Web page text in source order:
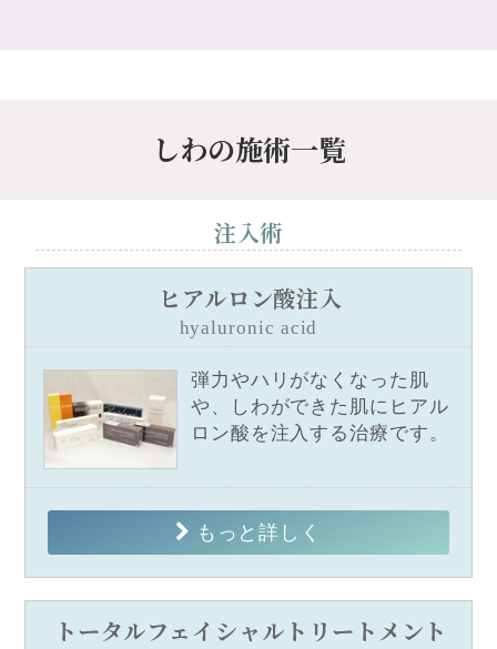
しわの施術一覧
注入術
ヒアルロン酸注入
hyaluronic acid
弾力やハリがなくなった肌
や、しわができた肌にヒアル
ロン酸を注入する治療です。
もっと詳しく
トータルフェイシャルトリートメント